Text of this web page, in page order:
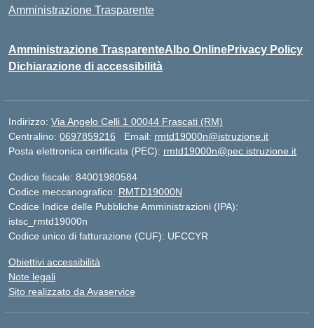
Amministrazione Trasparente
Amministrazione TrasparenteAlbo OnlinePrivacy Policy
Dichiarazione di accessibilità
Indirizzo: Via Angelo Celli 1 00044 Frascati (RM)
Centralino: 0697859216 Email: rmtd19000n@istruzione.it
Posta elettronica certificata (PEC): rmtd19000n@pec.istruzione.it
Codice fiscale: 84001980584
Codice meccanografico: RMTD19000N
Codice Indice delle Pubbliche Amministrazioni (IPA):
istsc_rmtd19000n
Codice unico di fatturazione (CUF): UFCCYR
Obiettivi accessibilità
Note legali
Sito realizzato da Avaservice